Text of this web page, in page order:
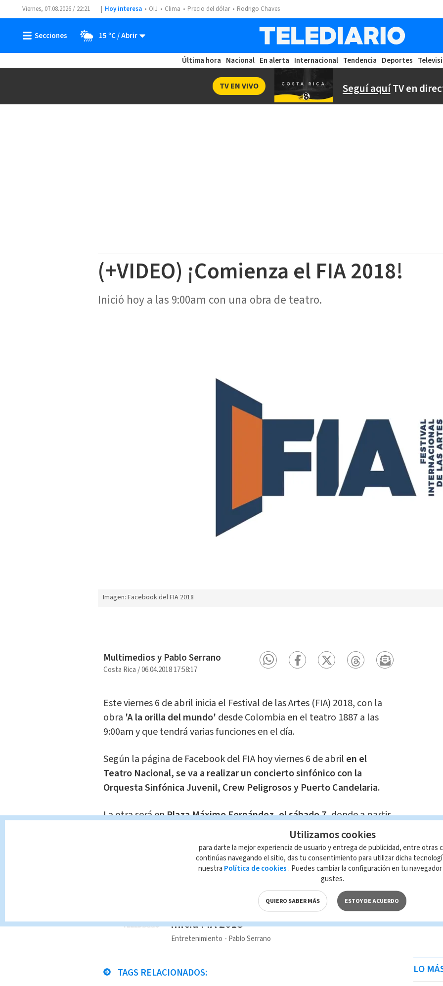
Viernes, 07.08.2026 / 22:21 Hoy interesa OIJ Clima Precio del dólar Rodrigo Chaves
15 ºC
Última hora Nacional En alerta Internacional Tendencia Deportes
Seguí aquíTV en
TV EN VIVO
(+VIDEO) ¡Comienza el FIA 2018!
Inició hoy a las 9:00am con una obra de teatro.
Imagen: Facebook del FIA 2018
Multimedios y Pablo Serrano
Costa Rica/06.04.2018 17:58:17
Este viernes 6 de abril inicia el Festival de las Artes (FIA) 2018, con la
obra 'A la orilla del mundo' desde Colombia en el teatro 1887 a las
9:00am y que tendrá varias funciones en el día.
Según la página de Facebook del FIA hoy viernes 6 de abril en el
Teatro Nacional,se va a realizar un concierto sinfónico con la
Orquesta Sinfónica Juvenil, Crew Peligrosos y Puerto Candelaria.
La otra será enPlaza Máximo Fernández, el sábado 7,donde a partir
de las 5:00 p.m podrás disfrutar la participación de los españoles de
Bloko del Valle, el espectáculo intinerante Delirio, el viaje interior de
"Quixote" y su fiel escudero, así como el concierto con los
colombianos de Aterciopelados.
¡Exhibiciones y conciertos! Este viernes
inicia FIA 2018
Entretenimiento Pablo Serrano
TAGS RELACIONADOS: LO
Utilizamos cookies
para darte la mejor experiencia de usuario y entrega de publicidad, entre otras
continúas navegando el sitio, das tu consentimiento para utilizar dicha
nuestra Política de cookies . Puedes cambiar la configuración en tu
gustes.
QUIERO SABER MÁS ESTOY DE ACUERDO